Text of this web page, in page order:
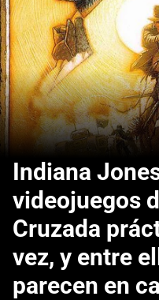
Indiana
videojuegos
Cruzada
vez, y entre
parecen en